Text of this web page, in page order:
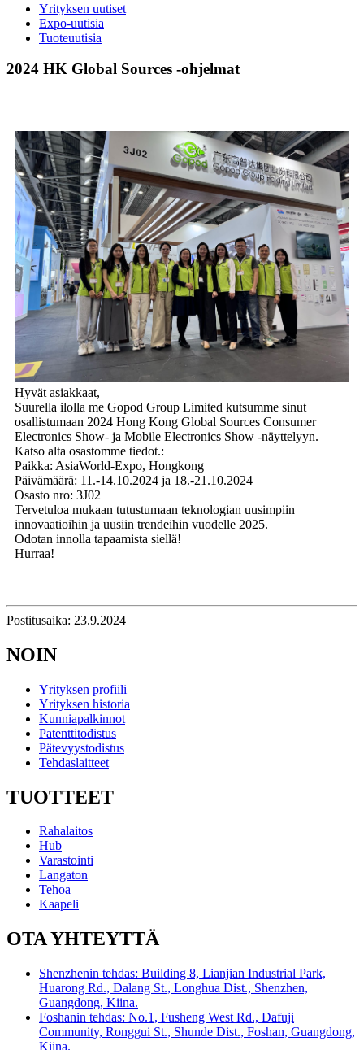
Yrityksen uutiset
Expo-uutisia
Tuoteuutisia
2024 HK Global Sources -ohjelmat
Hyvät asiakkaat,
Suurella ilolla me Gopod Group Limited kutsumme sinut
osallistumaan 2024 Hong Kong Global Sources Consumer
Electronics Show- ja Mobile Electronics Show -näyttelyyn.
Katso alta osastomme tiedot.:
Paikka: AsiaWorld-Expo, Hongkong
Päivämäärä: 11.-14.10.2024 ja 18.-21.10.2024
Osasto nro: 3J02
Tervetuloa mukaan tutustumaan teknologian uusimpiin
innovaatioihin ja uusiin trendeihin vuodelle 2025.
Odotan innolla tapaamista siellä!
Hurraa!
Postitusaika: 23.9.2024
NOIN
Yrityksen profiili
Yrityksen historia
Kunniapalkinnot
Patenttitodistus
Pätevyystodistus
Tehdaslaitteet
TUOTTEET
Rahalaitos
Hub
Varastointi
Langaton
Tehoa
Kaapeli
OTA YHTEYTTÄ
Shenzhenin tehdas: Building 8, Lianjian Industrial Park,
Huarong Rd., Dalang St., Longhua Dist., Shenzhen,
Guangdong, Kiina.
Foshanin tehdas: No.1, Fusheng West Rd., Dafuji
Community, Ronggui St., Shunde Dist., Foshan, Guangdong,
Kiina.